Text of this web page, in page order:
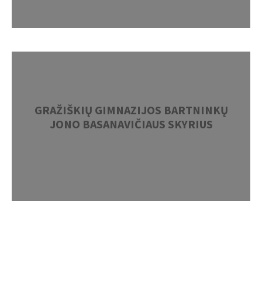
GRAŽIŠKIŲ GIMNAZIJOS BARTNINKŲ
JONO BASANAVIČIAUS SKYRIUS